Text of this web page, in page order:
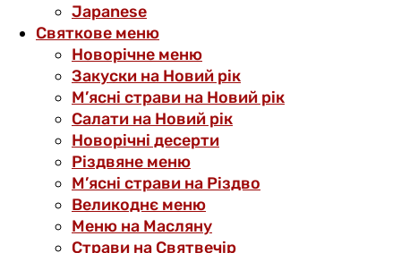
Japanese
Святкове меню
Новорічне меню
Закуски на Новий рік
М’ясні страви на Новий рік
Салати на Новий рік
Новорічні десерти
Різдвяне меню
М’ясні страви на Різдво
Великоднє меню
Меню на Масляну
Страви на Святвечір